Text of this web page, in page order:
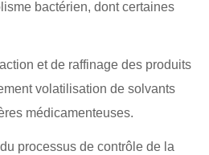
bactérien, dont certaines
et de raffinage des produits
volatilisation de solvants
médicamenteuses.
processus de contrôle de la